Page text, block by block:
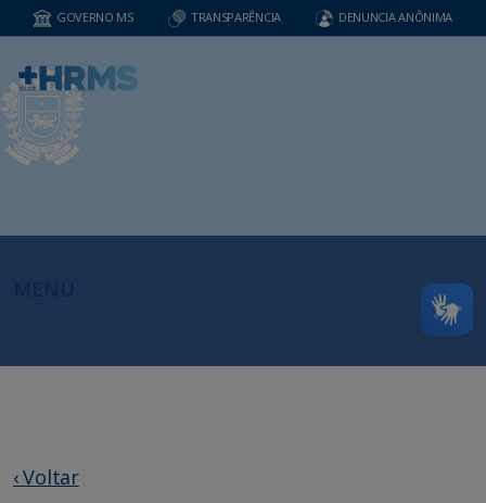
GOVERNO MS TRANSPARÊNCIA DENUNCIA ANÔNIMA
‹ Voltar